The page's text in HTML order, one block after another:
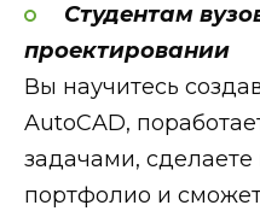
Студентам
проектировании
Вы научитесь
AutoCAD,
задачами,
портфолио и